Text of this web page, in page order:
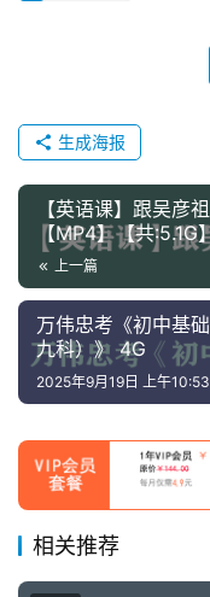
语
启
蒙
生成海报
【英语课】跟吴彦
【MP4】【共:5.1G
上一篇
万伟忠考《初中基
九科）》 4G
2025年9月19日 上午10:53
相关推荐